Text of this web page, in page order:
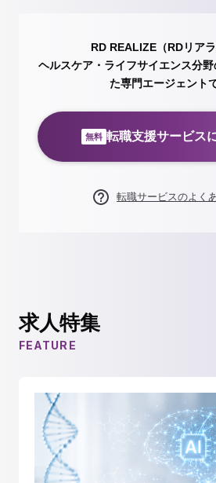
RD REALIZE（RDリア
ヘルスケア・ライフサイエンス分
た専門エージェント
無料 転職支援サービス
転職サービスのよく
求人特集
FEATURE